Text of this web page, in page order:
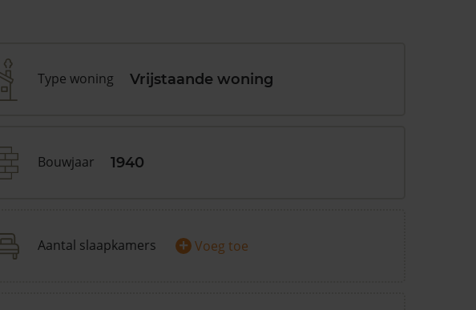
Type woning Vrijstaande woning
Bouwjaar 1940
Aantal slaapkamers + Voeg toe